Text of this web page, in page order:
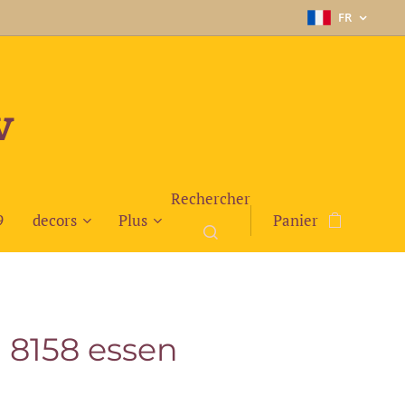
FR
decors Plus
Rechercher
Panier
8158 essen